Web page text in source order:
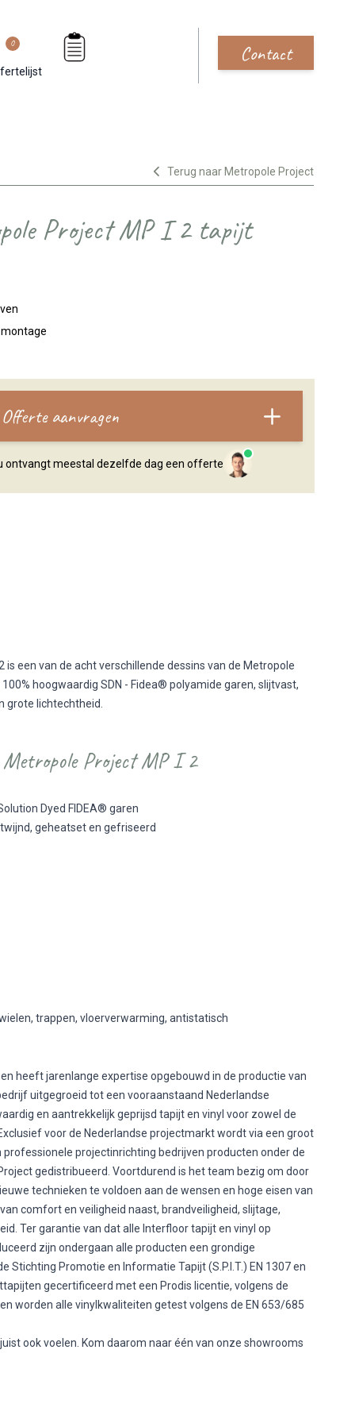
0 Contact
Terug naar Metropole Project
Project MP I 2 tapijt
Offerte aanvragen
ontvangt meestal dezelfde dag een offerte
is een van de acht verschillende dessins van de Metropole
hoogwaardig SDN - Fidea® polyamide garen, slijtvast,
grote lichtechtheid.
Project MP I 2
Dyed FIDEA® garen
geheatset en gefriseerd
trappen, vloerverwarming, antistatisch
heeft jarenlange expertise opgebouwd in de productie van
uitgegroeid tot een vooraanstaand Nederlandse
en aantrekkelijk geprijsd tapijt en vinyl voor zowel de
voor de Nederlandse projectmarkt wordt via een groot
projectinrichting bedrijven producten onder de
gedistribueerd. Voortdurend is het team bezig om door
technieken te voldoen aan de wensen en hoge eisen van
comfort en veiligheid naast, brandveiligheid, slijtage,
Ter garantie van dat alle Interfloor tapijt en vinyl op
zijn ondergaan alle producten een grondige
Stichting Promotie en Informatie Tapijt (S.P.I.T.) EN 1307 en
gecertificeerd met een Prodis licentie, volgens de
worden alle vinylkwaliteiten getest volgens de EN 653/685
ook voelen. Kom daarom naar één van onze showrooms